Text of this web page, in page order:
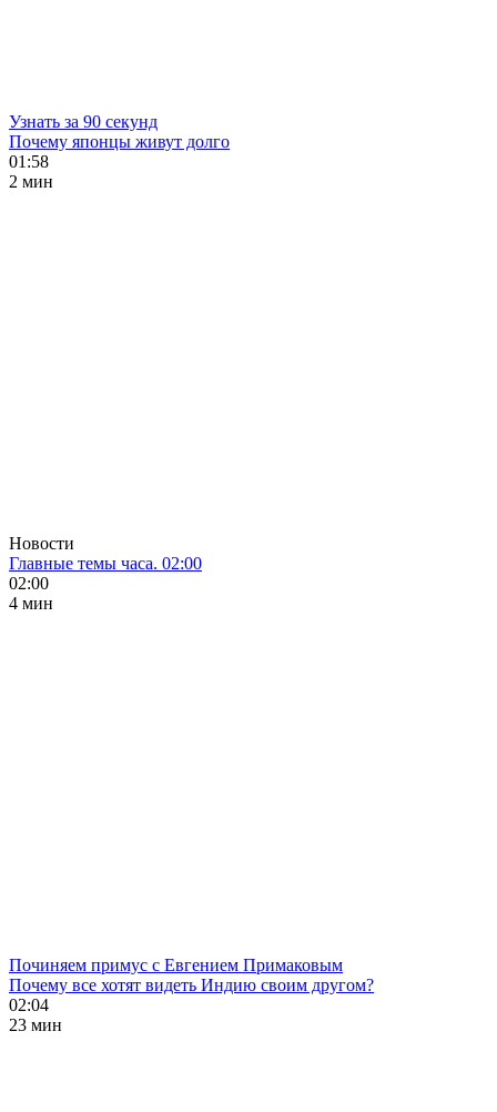
Узнать за 90 секунд
Почему японцы живут долго
01:58
2 мин
Новости
Главные темы часа. 02:00
02:00
4 мин
Починяем примус с Евгением Примаковым
Почему все хотят видеть Индию своим другом?
02:04
23 мин